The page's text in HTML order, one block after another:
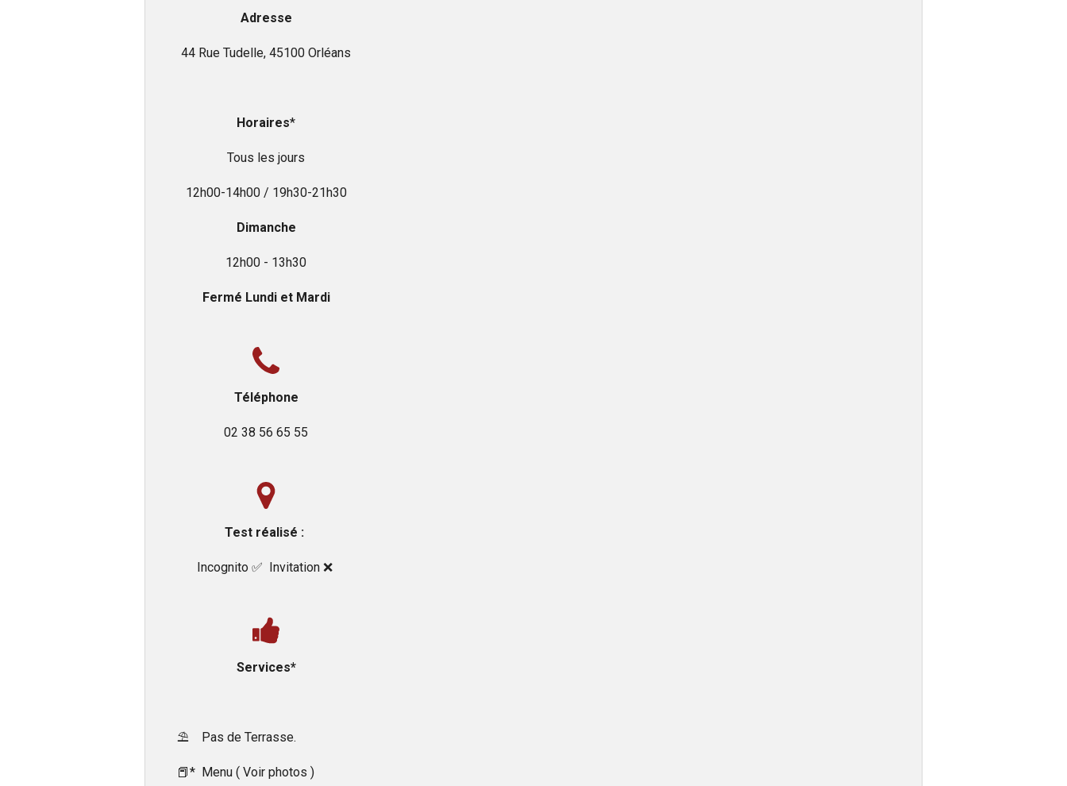
Adresse
44 Rue Tudelle, 45100 Orléans
Horaires*
Tous les jours
12h00-14h00 / 19h30-21h30
Dimanche
12h00 - 13h30
Fermé Lundi et Mardi
Téléphone
02 38 56 65 55
Test réalisé :
Incognito ✅️ Invitation ❌️
Services*
⛱️ Pas de Terrasse.
📕* Menu ( Voir photos )